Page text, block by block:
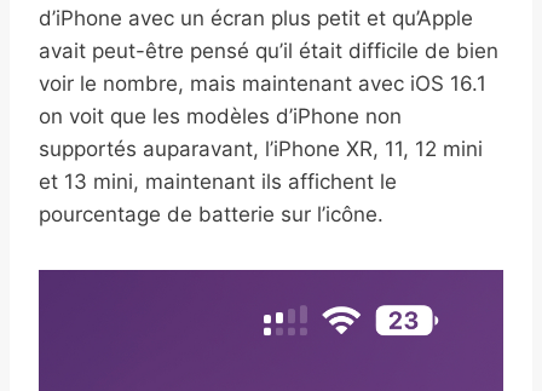
d’iPhone avec un écran plus petit et qu’Apple
avait peut-être pensé qu’il était difficile de bien
voir le nombre, mais maintenant avec iOS 16.1
on voit que les modèles d’iPhone non
supportés auparavant, l’iPhone XR, 11, 12 mini
et 13 mini, maintenant ils affichent le
pourcentage de batterie sur l’icône.